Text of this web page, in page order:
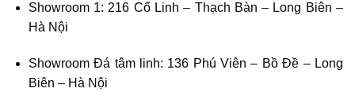
Showroom 1: 216 Cổ Linh – Thạch Bàn – Long Biên –
Hà Nội
Showroom Đá tâm linh: 136 Phú Viên – Bồ Đề – Long
Biên – Hà Nội